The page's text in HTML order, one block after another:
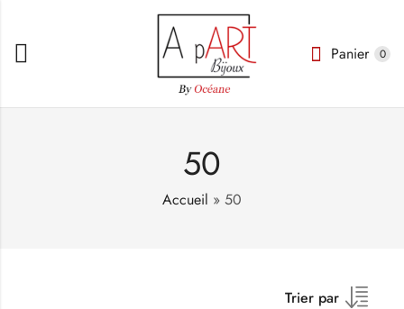
Panier 0
50
Accueil » 50
Trier par